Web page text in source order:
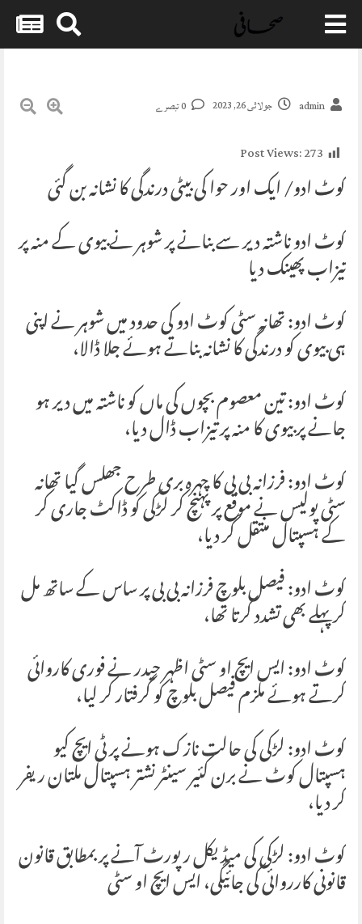
Skip
admin جولائی 26, 2023
Post Views:273
کوٹ ادو/ ایک اور حوا کی بیٹی درندگی کا نشانہ بن گئی
کوٹ ادو ناشتہ دیر سے بنانے پر شوہر نے بیوی کے منہ پر
تیزاب پھینک دیا
کوٹ ادو: تھانہ سٹی کوٹ ادو کی حدود میں شوہر نے اپنی
ہی بیوی کو درندگی کا نشانہ بناتے ہوئے جلا ڈالا،
کوٹ ادو: تین معصوم بچوں کی ماں کو ناشتہ میں دیر ہو
جانے پر بیوی کا منہ پر تیزاب ڈال دیا،
کوٹ ادو: فرزانہ بی بی کا چہرہ بری طرح جھلس گیا تھانہ
سٹی پولیس نے موقع پر پہنچ کر لڑکی کو ڈاکٹ جاری کر
کے ہسپتال منتقل کر دیا،
کوٹ ادو: فیصل بلوچ فرزانہ بی بی پر ساس کے ساتھ مل
کر پہلے بھی تشدد کرتا تھا،
کوٹ ادو: ایس ایچ او سٹی اظہر حیدر نے فوری کاروائی
کرتے ہوئے ملزم فیصل بلوچ کو گرفتار کر لیا،
کوٹ ادو: لڑکی کی حالت نازک ہونے پر ٹی ایچ کیو
ہسپتال کوٹ نے برن کئیر سینٹر نشتر ہسپتال ملتان ریفر
کر دیا،
کوٹ ادو: لڑکی کی میڈیکل رپورٹ آنے پر بمطابق قانون
قانونی کارروائی کی جائیگی، ایس ایچ او سٹی